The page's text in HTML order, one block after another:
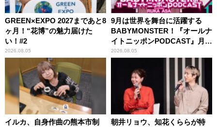
GREEN×EXPO 2027まであと8
ヶ月！“花博”の魅力届けた
い！#2
2026.08.05
9月は世界を舞台に活躍する
BABYMONSTER！『オールナ
イトニッポンPODCAST』月替
わりパーソナリティ
2026.08.05
イルカ、自身作曲の熊本市制
朝井リョウ、知花くららが特